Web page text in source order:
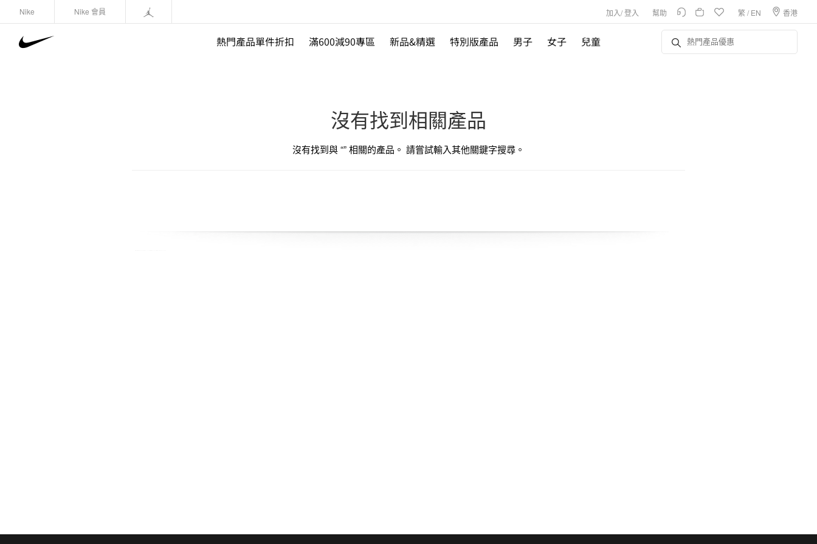
Nike Nike 會員 加入/登入 幫助 繁/ EN 香港
熱門產品單件折扣 滿600減90專區 新品&精選 特別版產品 男子 女子 兒童
沒有找到相關產品
沒有找到與 “” 相關的產品。 請嘗試輸入其他關鍵字搜尋。